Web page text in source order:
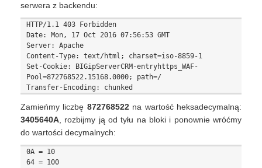
serwera z backendu:
HTTP/1.1 403 Forbidden
Date: Mon, 17 Oct 2016 07:56:53 GMT
Server: Apache
Content-Type: text/html; charset=iso-8859-1
Set-Cookie: BIGipServerCRM-entryhttps_WAF-
Pool=872768522.15168.0000; path=/
Zamieńmy liczbę 872768522na wartość heksadecymalną:
3405640A , rozbijmy ją od tyłu na bloki i ponownie wróćmy
do wartości decymalnych:
0A = 10
64 = 100